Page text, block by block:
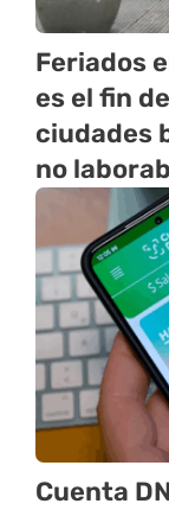
Feriados
es el fin
ciudades
no
Cuenta